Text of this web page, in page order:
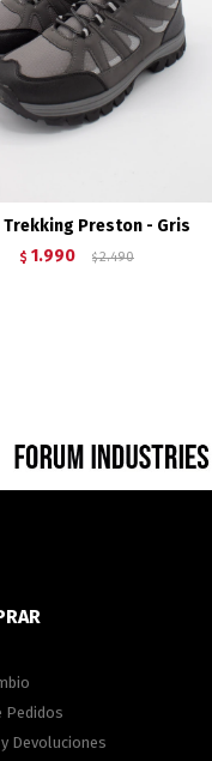
Trekking Preston - Gris
$ 1.990 $ 2.490
Pedidos
Devoluciones